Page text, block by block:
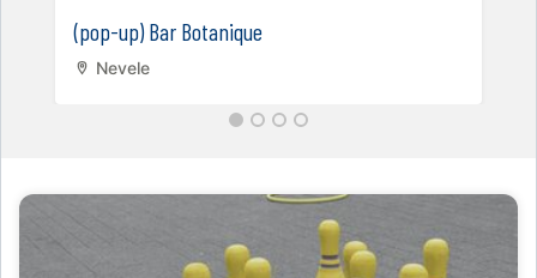
(pop-up) Bar Botanique
Nevele